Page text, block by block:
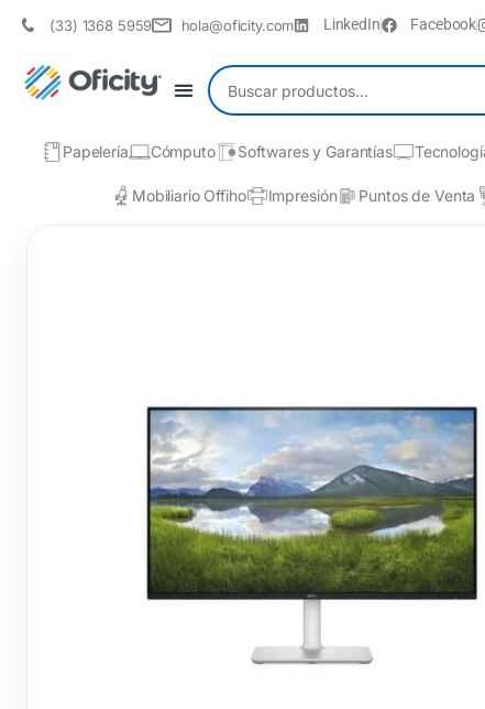
(33) 1368 5959 hola@oficity.com LinkedIn Facebook
Papelería Cómputo Softwares y Garantías
Mobiliario Offiho Impresión Puntos de Venta